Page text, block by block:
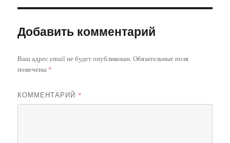
Добавить комментарий
Ваш адрес email не будет опубликован.Обязательные поля
помечены *
КОММЕНТАРИЙ *